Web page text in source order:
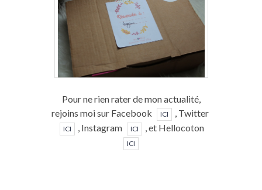
Pour ne rien rater de mon actualité,
rejoins moi sur Facebook
ICI , Twitter
ICI , Instagram ICI , et Hellocoton
ICI